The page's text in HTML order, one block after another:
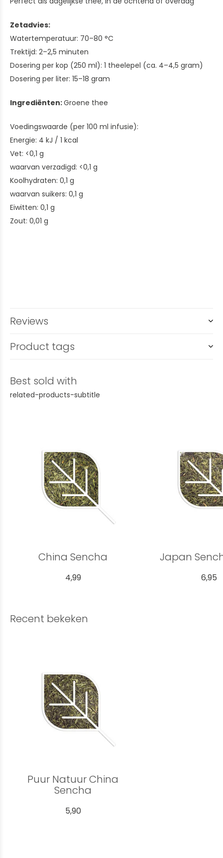
Zetadvies:
Watertemperatuur: 70–80 °C
Trektijd: 2–2,5 minuten
Dosering per kop (250 ml): 1 theelepel (ca. 4–4,5 gram)
Dosering per liter: 15–18 gram
Ingrediënten:Groene thee
Voedingswaarde (per 100 ml infusie):
Energie: 4 kJ / 1 kcal
Vet: <0,1 g
waarvan verzadigd: <0,1 g
Koolhydraten: 0,1 g
waarvan suikers: 0,1 g
Eiwitten: 0,1 g
Zout: 0,01 g
Reviews
Product tags
Best sold with
related-products-subtitle
China Sencha
4,99
Japan
6,95
Recent bekeken
Puur Natuur China
Sencha
5,90